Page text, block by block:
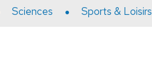
Sciences Sports & Loisirs